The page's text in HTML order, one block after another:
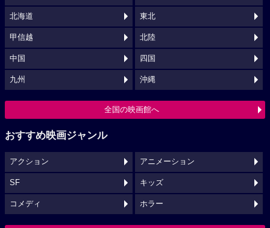
北海道 東北
甲信越 北陸
中国 四国
九州 沖縄
全国の映画館へ
おすすめ映画ジャンル
アクション アニメーション
SF キッズ
コメディ ホラー